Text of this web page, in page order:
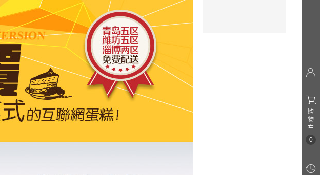


购
物
车
0
